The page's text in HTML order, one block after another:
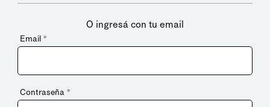
O ingresá con tu email
Email *
Contraseña *